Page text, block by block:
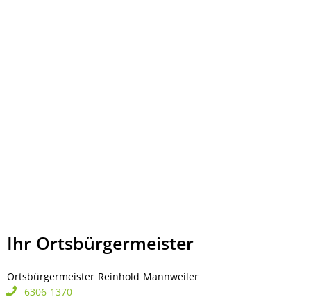
Ihr Ortsbürgermeister
Ortsbürgermeister Reinhold Mannweiler
6306-1370